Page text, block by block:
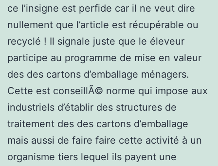
ce l’insigne est perfide car il ne veut dire
nullement que l’article est récupérable ou
recyclé ! Il signale juste que le éleveur
participe au programme de mise en valeur
des des cartons d’emballage ménagers.
Cette est conseillÃ© norme qui impose aux
industriels d’établir des structures de
traitement des des cartons d’emballage
mais aussi de faire faire cette activité à un
organisme tiers lequel ils payent une